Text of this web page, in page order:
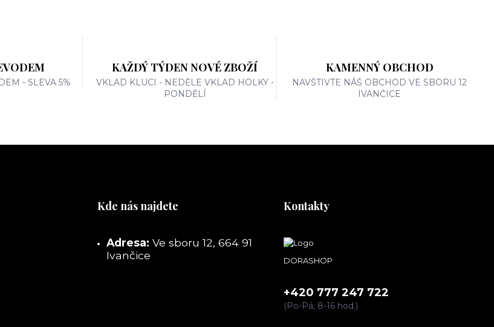
- SLEVA 5%
KAŽDÝ TÝDEN NOVÉ ZBOŽÍ
VKLAD KLUCI - NEDĚLE VKLAD HOLKY -
PONDĚLÍ
KAMENNÝ OBCHOD
NAVŠTIVTE NÁŠ OBCHOD VE SBORU 12
IVANČICE
Kde nás najdete
Adresa: Ve sboru 12, 664 91
Ivančice
Kontakty
DORASHOP
+420 777 247 722
(Po-Pá, 8-16 hod.)